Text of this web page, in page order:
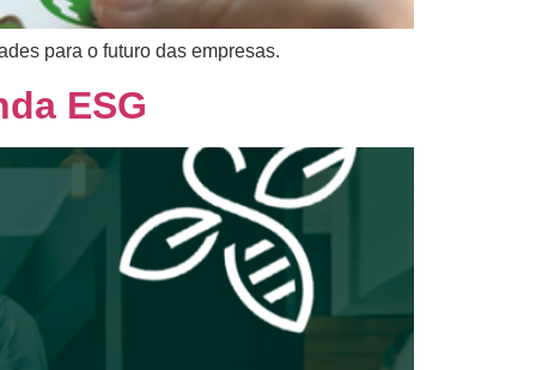
para o futuro das empresas.
ESG